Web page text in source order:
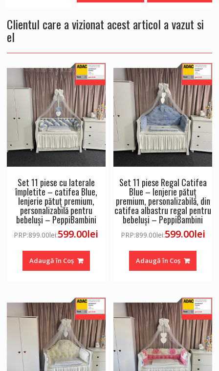
Clientul care a vizionat acest articol a vazut si
el
Set 11 piese cu laterale
împletite – catifea Blue,
lenjerie pătuț premium,
personalizabilă pentru
bebeluși – PeppiBambini
PRP:899.00lei:599.00lei
Adaugă în Coș
Set 11 piese Regal Catifea
Blue – lenjerie pătuț
premium, personalizabilă, din
catifea albastru regal pentru
bebeluși – PeppiBambini
PRP:899.00lei:599.00lei
Adaugă în Coș